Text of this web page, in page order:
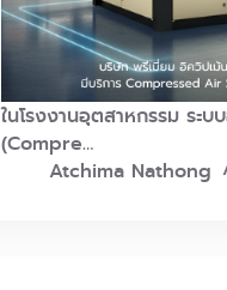
ในโรงงานอุตสาหกรรม ระบ
(Compre…
Atchima Nathong